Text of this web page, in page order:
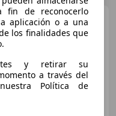
Q335 TDI quattro 110kW
de reconocerlo
aplicación o a una
los finalidades que
y retirar su
a través del
Política de